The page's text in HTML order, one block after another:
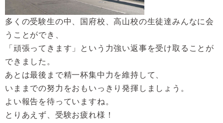
多くの受験生の中、国府校、高山校の生徒達みんなに会
うことができ、
「頑張ってきます」という力強い返事を受け取ることが
できました。
あとは最後まで精一杯集中力を維持して、
いままでの努力をおもいっきり発揮しましょう。
よい報告を待っていますね。
とりあえず、受験お疲れ様！